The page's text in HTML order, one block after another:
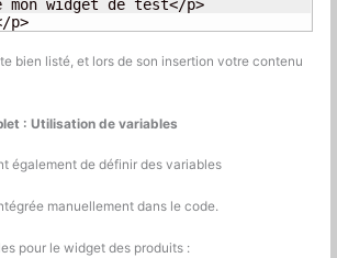
mon widget de test</p>
p>
bien listé, et lors de son insertion votre contenu
: Utilisation de variables
également de définir des variables
manuellement dans le code.
pour le widget des produits :